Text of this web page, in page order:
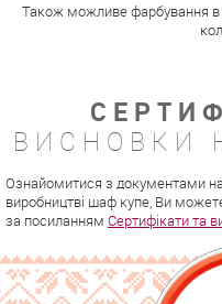
Також можливе фарбування в
ВИСНОВКИ
Ознайомитися з документами
виробництві шаф купе, Ви
за посиланням Сертифікати та